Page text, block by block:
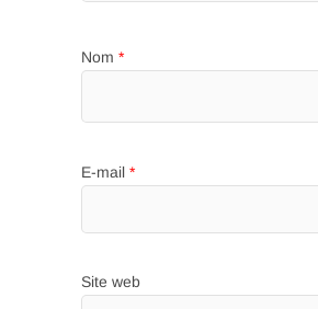
Nom *
E-mail *
Site web